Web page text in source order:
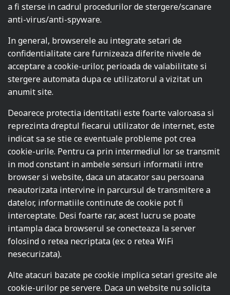
a fi sterse in cadrul procedurilor de stergere/scanare
anti-virus/anti-spyware.
In general, browserele au integrate setari de
confidentialitate care furnizeaza diferite nivele de
acceptare a cookie-urilor, perioada de valabilitate si
stergere automata dupa ce utilizatorul a vizitat un
anumit site.
Deoarece protectia identitatii este foarte valoroasa si
reprezinta dreptul fiecarui utilizator de internet, este
indicat sa se stie ce eventuale probleme pot crea
cookie-urile. Pentru ca prin intermediul lor se transmit
in mod constant in ambele sensuri informatii intre
browser si website, daca un atacator sau persoana
neautorizata intervine in parcursul de transmitere a
datelor, informatiile continute de cookie pot fi
interceptate. Desi foarte rar, acest lucru se poate
intampla daca browserul se conecteaza la server
folosind o retea necriptata (ex: o retea WiFi
nesecurizata).
Alte atacuri bazate pe cookie implica setari gresite ale
cookie-urilor pe servere. Daca un website nu solicita